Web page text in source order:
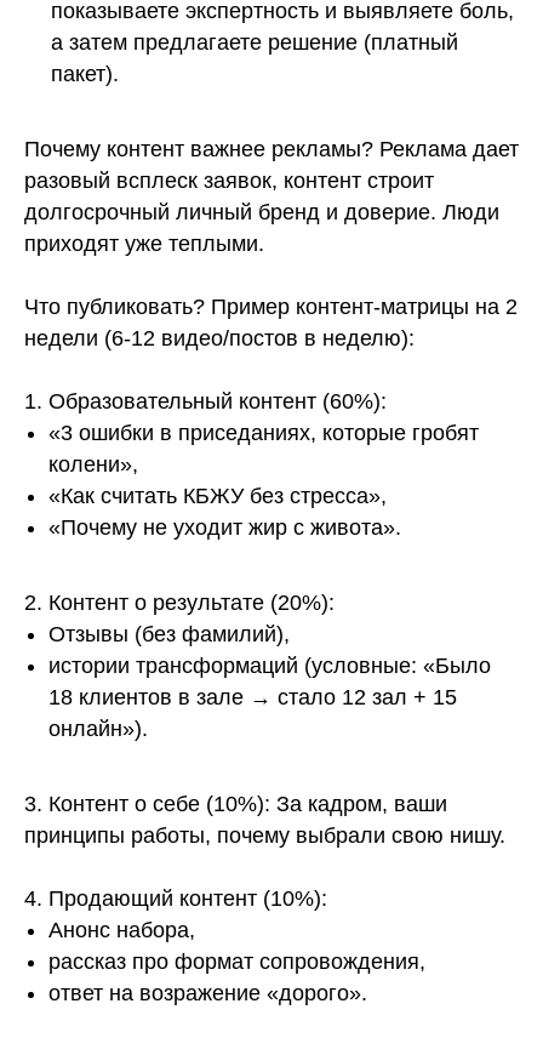
показываете экспертность и выявляете боль,
а затем предлагаете решение (платный
пакет).
Почему контент важнее рекламы? Реклама дает
разовый всплеск заявок, контент строит
долгосрочный личный бренд и доверие. Люди
приходят уже теплыми.
Что публиковать? Пример контент-матрицы на 2
недели (6-12 видео/постов в неделю):
1. Образовательный контент (60%):
«3 ошибки в приседаниях, которые гробят
колени»,
«Как считать КБЖУ без стресса»,
«Почему не уходит жир с живота».
2. Контент о результате (20%):
Отзывы (без фамилий),
истории трансформаций (условные: «Было
18 клиентов в зале → стало 12 зал + 15
онлайн»).
3. Контент о себе (10%): За кадром, ваши
принципы работы, почему выбрали свою нишу.
4. Продающий контент (10%):
Анонс набора,
рассказ про формат сопровождения,
ответ на возражение «дорого».